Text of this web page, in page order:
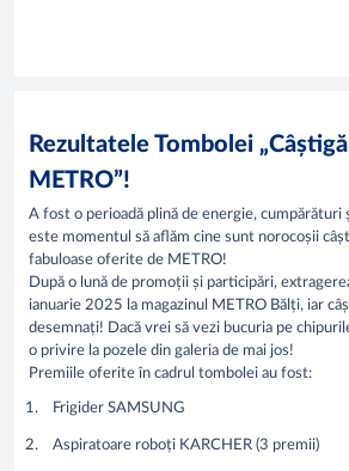
Rezultatele Tombolei
METRO”!
A fost o perioadă plină de energie, cumpărături
este momentul să aflăm cine sunt norocoșii
fabuloase oferite de METRO!
După o lună de promoții și participări,
ianuarie 2025 la magazinul METRO Bălți, iar
desemnați! Dacă vrei să vezi bucuria pe
o privire la pozele din galeria de mai jos!
Premiile oferite în cadrul tombolei au fost:
Frigider SAMSUNG
Aspiratoare roboți KARCHER (3 premii)